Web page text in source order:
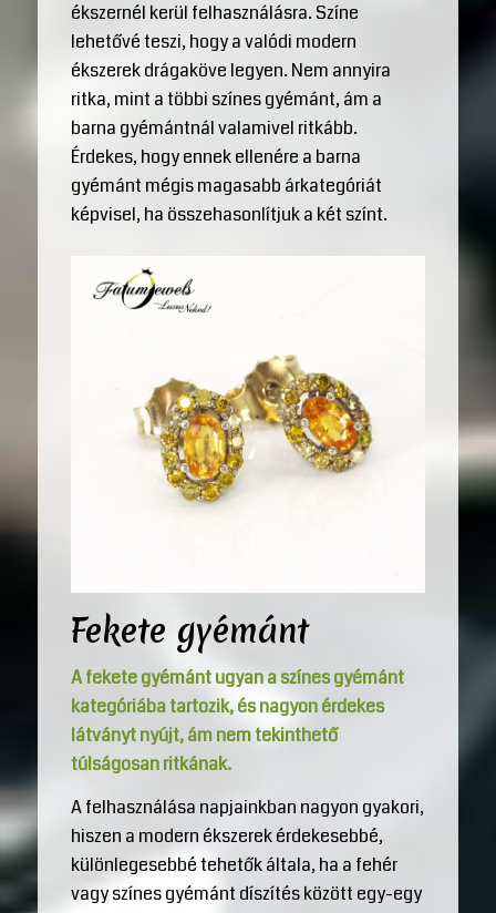
ékszernél kerül felhasználásra. Színe
lehetővé teszi, hogy a valódi modern
ékszerek drágaköve legyen. Nem annyira
ritka, mint a többi színes gyémánt, ám a
barna gyémántnál valamivel ritkább.
Érdekes, hogy ennek ellenére a barna
gyémánt mégis magasabb árkategóriát
képvisel, ha összehasonlítjuk a két színt.
Fekete gyémánt
A fekete gyémánt ugyan a színes gyémánt
kategóriába tartozik, és nagyon érdekes
látványt nyújt, ám nem tekinthető
túlságosan ritkának.
A felhasználása napjainkban nagyon gyakori,
hiszen a modern ékszerek érdekesebbé,
különlegesebbé tehetők általa, ha a fehér
vagy színes gyémánt díszítés között egy-egy